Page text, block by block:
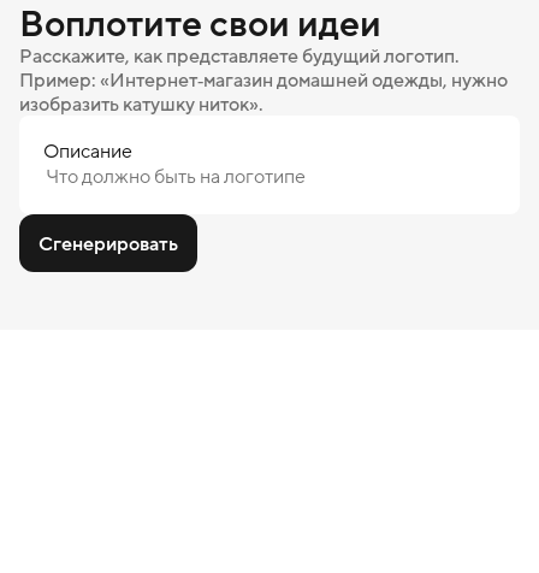
Воплотите свои идеи
Расскажите, как представляете будущий логотип.
Пример: «Интернет‑магазин домашней одежды, нужно
изобразить катушку ниток».
Описание
Сгенерировать